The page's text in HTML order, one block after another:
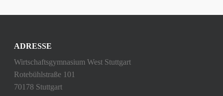
ADRESSE
Wirtschaftsgymnasium West Stuttgart
Rotebühlstraße 101
70178 Stuttgart